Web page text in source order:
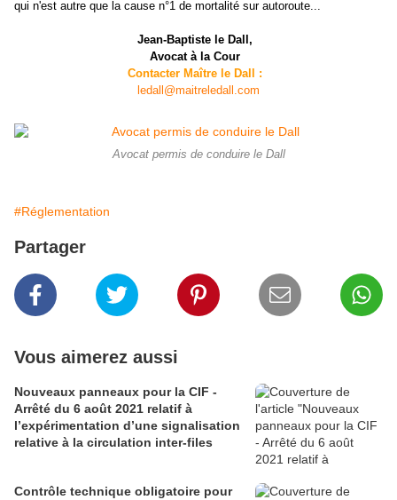
qui n'est autre que la cause n°1 de mortalité sur autoroute...
Jean-Baptiste le Dall,
Avocat à la Cour
Contacter Maître le Dall :
ledall@maitreledall.com
Avocat permis de conduire le Dall
#Réglementation
Partager
Vous aimerez aussi
Nouveaux panneaux pour la CIF -
Arrêté du 6 août 2021 relatif à
l’expérimentation d’une signalisation
relative à la circulation inter-files
Contrôle technique obligatoire pour